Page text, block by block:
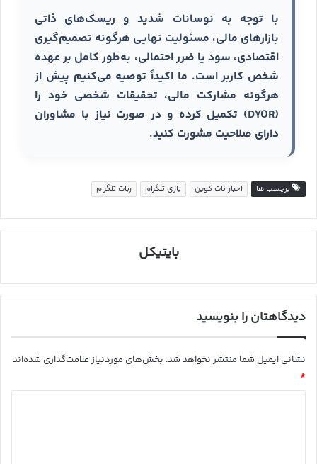
با توجه به نوسانات شدید و ریسک‌های ذاتی
بازارهای مالی، مسئولیت نهایی هرگونه تصمیم‌گیری
اقتصادی، سود یا ضرر احتمالی، به‌طور کامل بر عهده
شخص کاربر است. ما اکیداً توصیه می‌کنیم پیش از
هرگونه مشارکت مالی، تحقیقات شخصی خود را
(DYOR) تکمیل کرده و در صورت نیاز با مشاوران
دارای صلاحیت مشورت کنید.
برچسب ها اخبار نات کوین بازی تلگرام ربات تلگرام
بایتیکل
دیدگاهتان را بنویسید
نشانی ایمیل شما منتشر نخواهد شد. بخش‌های موردنیاز علامت‌گذاری شده‌اند
*